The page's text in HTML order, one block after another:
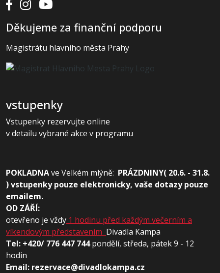
Děkujeme za finanční podporu
Magistrátu hlavního města Prahy
vstupenky
Vstupenky rezervujte online
v detailu vybrané akce v programu
POKLADNAve Velkém mlýně: PRÁZDNINY( 20.6. - 31.8.
) vstupenky pouze elektronicky, vaše dotazy pouze
emailem.
OD ZÁŘÍ:
otevřeno je vždy 1 hodinu před každým večerním a
víkendovým představením Divadla Kampa
Tel: +420/ 776 447 744pondělí, středa, pátek 9 - 12
hodin
Email: rezervace@divadlokampa.cz